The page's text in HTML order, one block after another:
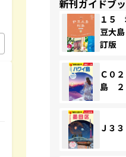
新刊ガイドブ
１５
豆大
訂版
Ｃ０
島 ２
Ｊ３